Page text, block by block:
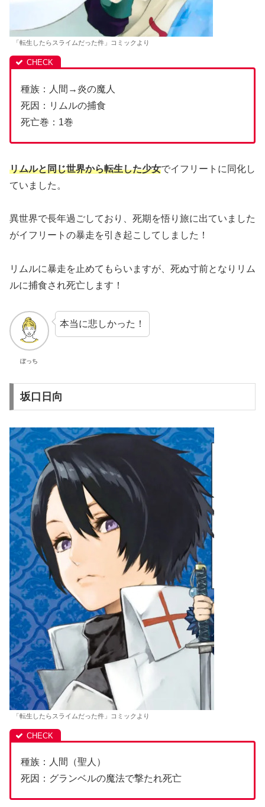
「転生したらスライムだった件」コミックより
種族：人間→炎の魔人
死因：リムルの捕食
死亡巻：1巻
リムルと同じ世界から転生した少女でイフリートに同化し
ていました。
異世界で長年過ごしており、死期を悟り旅に出ていました
がイフリートの暴走を引き起こしてしました！
リムルに暴走を止めてもらいますが、死ぬ寸前となりリム
ルに捕食され死亡します！
ぼっち
本当に悲しかった！
坂口日向
「転生したらスライムだった件」コミックより
種族：人間（聖人）
死因：グランベルの魔法で撃たれ死亡